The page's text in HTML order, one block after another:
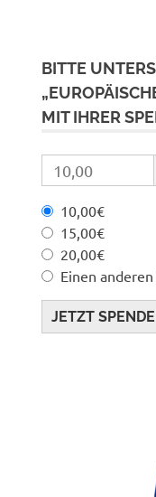
BITTE
MIT IHRER
10,00€
15,00€
20,00€
Einen
JETZT